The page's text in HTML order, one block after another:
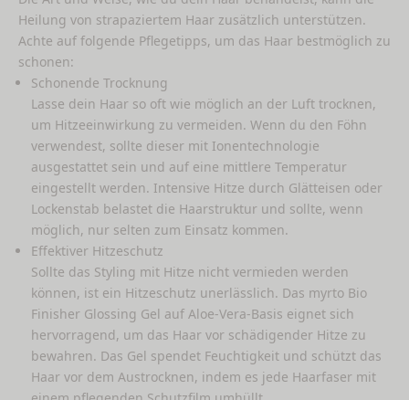
Heilung von strapaziertem Haar zusätzlich unterstützen.
Achte auf folgende Pflegetipps, um das Haar bestmöglich zu
schonen:
Schonende Trocknung
Lasse dein Haar so oft wie möglich an der Luft trocknen,
um Hitzeeinwirkung zu vermeiden. Wenn du den Föhn
verwendest, sollte dieser mit Ionentechnologie
ausgestattet sein und auf eine mittlere Temperatur
eingestellt werden. Intensive Hitze durch Glätteisen oder
Lockenstab belastet die Haarstruktur und sollte, wenn
möglich, nur selten zum Einsatz kommen.
Effektiver Hitzeschutz
Sollte das Styling mit Hitze nicht vermieden werden
können, ist ein Hitzeschutz unerlässlich. Das myrto Bio
Finisher Glossing Gel auf Aloe-Vera-Basis eignet sich
hervorragend, um das Haar vor schädigender Hitze zu
bewahren. Das Gel spendet Feuchtigkeit und schützt das
Haar vor dem Austrocknen, indem es jede Haarfaser mit